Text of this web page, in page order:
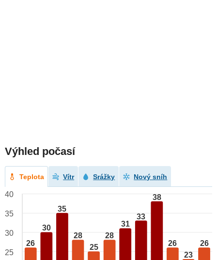
Výhled počasí
Teplota Vítr Srážky Nový sníh
26
30
35
28
25
28
31
33
38
26
23
26
40
35
30
25